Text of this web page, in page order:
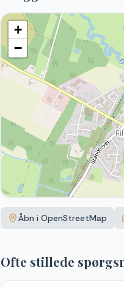
+
−
Åbn i OpenStreetMap
Ofte stillede